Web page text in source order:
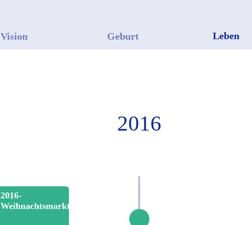
Vision Geburt Leben
2016
2016-
Weihnachtsmarkt